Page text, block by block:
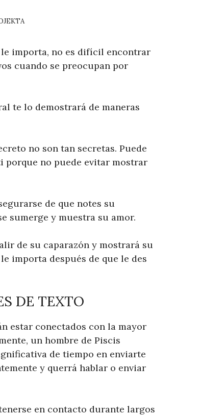
le importa, no es difícil encontrar
cuando se preocupan por
te lo demostrará de maneras
no son tan secretas. Puede
porque no puede evitar mostrar
de que notes su
sumerge y muestra su amor.
de su caparazón y mostrará su
importa después de que le des
DE TEXTO
estar conectados con la mayor
un hombre de Piscis
de tiempo en enviarte
y querrá hablar o enviar
en contacto durante largos